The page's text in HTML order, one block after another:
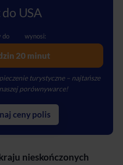
USA
do wynosi:
20 minut
turystyczne– najtańsze
porównywarce!
ceny polis
nieskończonych